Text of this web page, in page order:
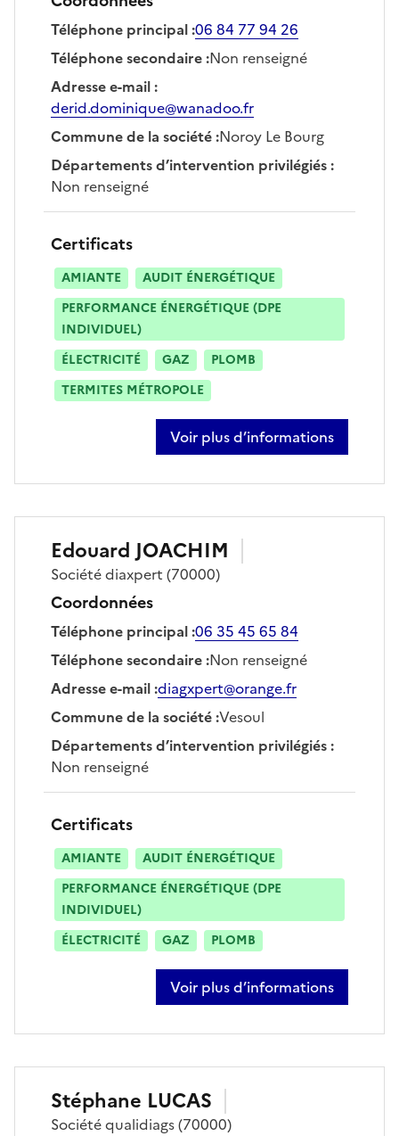
Téléphone principal:06 84 77 94 26
Téléphone secondaire:Non renseigné
Adresse e-mail:
derid.dominique@wanadoo.fr
Commune de la société:Noroy Le Bourg
Départements d’intervention privilégiés:
Non renseigné
Certificats
AMIANTE
AUDIT ÉNERGÉTIQUE
PERFORMANCE ÉNERGÉTIQUE (DPE
INDIVIDUEL)
ÉLECTRICITÉ
GAZ
PLOMB
TERMITES MÉTROPOLE
Voir plus d’informations
sur dominique derid
Edouard JOACHIM
Sociétédiaxpert (70000)
Coordonnées
Téléphone principal:06 35 45 65 84
Téléphone secondaire:Non renseigné
Adresse e-mail:diagxpert@orange.fr
Commune de la société:Vesoul
Départements d’intervention privilégiés:
Non renseigné
Certificats
AMIANTE
AUDIT ÉNERGÉTIQUE
PERFORMANCE ÉNERGÉTIQUE (DPE
INDIVIDUEL)
ÉLECTRICITÉ
GAZ PLOMB
Voir plus d’informations
sur edouard joachim
Stéphane LUCAS
Sociétéqualidiags(70000)